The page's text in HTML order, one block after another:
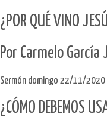
¿POR QUÉ VINO
Por Carmelo García
Sermón domingo 22/11/2020
¿CÓMO DEBEMOS